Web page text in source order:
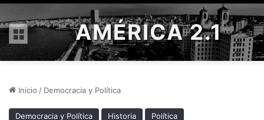
Menú AMÉRICA 2.1
Inicio / Democracia y Política
Democracia y Política Historia Política